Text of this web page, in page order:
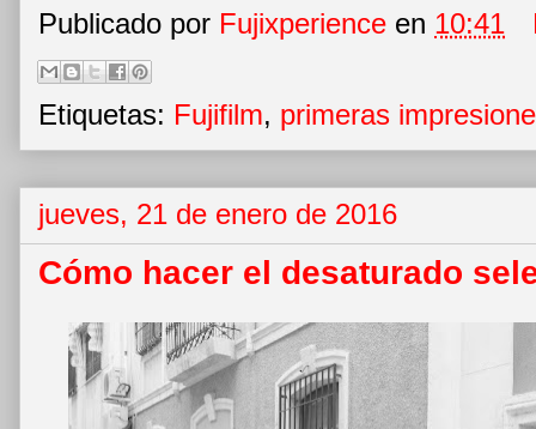
Publicado por Fujixperience en 10:41
Etiquetas: Fujifilm, primeras
jueves, 21 de enero de 2016
Cómo hacer el desaturado